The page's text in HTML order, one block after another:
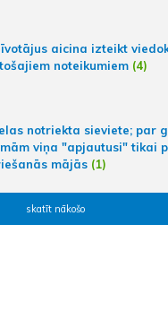
aicina izteikt
noteikumiem (4)
notriekta sieviete; par
viņa "apjautusi" tikai
mājās (1)
skatīt nākošo